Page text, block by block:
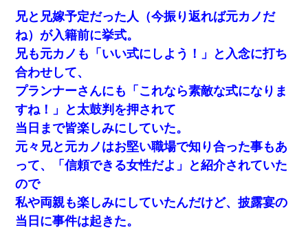
兄と兄嫁予定だった人（今振り返れば元カノだ
ね）が入籍前に挙式。
兄も元カノも「いい式にしよう！」と入念に打ち
合わせして、
プランナーさんにも「これなら素敵な式になりま
すね！」と太鼓判を押されて
当日まで皆楽しみにしていた。
元々兄と元カノはお堅い職場で知り合った事もあ
って、「信頼できる女性だよ」と紹介されていた
ので
私や両親も楽しみにしていたんだけど、披露宴の
当日に事件は起きた。